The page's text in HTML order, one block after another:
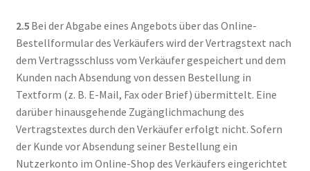
2.5 Bei der Abgabe eines Angebots über das Online-
Bestellformular des Verkäufers wird der Vertragstext nach
dem Vertragsschluss vom Verkäufer gespeichert und dem
Kunden nach Absendung von dessen Bestellung in
Textform (z. B. E-Mail, Fax oder Brief) übermittelt. Eine
darüber hinausgehende Zugänglichmachung des
Vertragstextes durch den Verkäufer erfolgt nicht. Sofern
der Kunde vor Absendung seiner Bestellung ein
Nutzerkonto im Online-Shop des Verkäufers eingerichtet